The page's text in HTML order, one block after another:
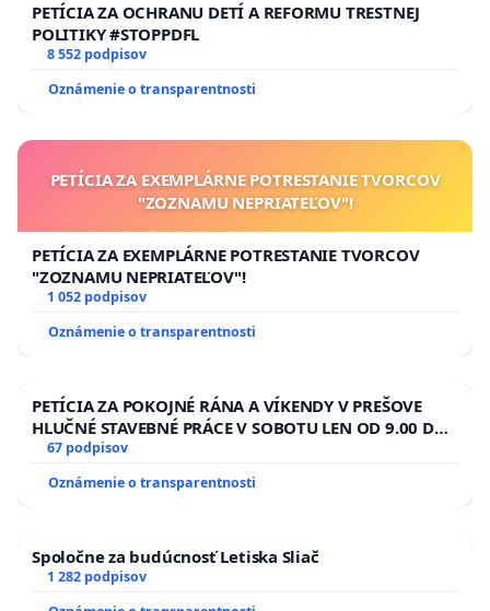
PETÍCIA ZA OCHRANU DETÍ A REFORMU TRESTNEJ
POLITIKY #STOPPDFL
8 552 podpisov
Oznámenie o transparentnosti
PETÍCIA ZA EXEMPLÁRNE POTRESTANIE TVORCOV
"ZOZNAMU NEPRIATEĽOV"!
PETÍCIA ZA EXEMPLÁRNE POTRESTANIE TVORCOV
"ZOZNAMU NEPRIATEĽOV"!
1 052 podpisov
Oznámenie o transparentnosti
PETÍCIA ZA POKOJNÉ RÁNA A VÍKENDY V PREŠOVE
HLUČNÉ STAVEBNÉ PRÁCE V SOBOTU LEN OD 9.00 DO
13.00 HOD., CEZ PRACOVNÝ TÝŽDEŇ CIEĽ 8.00 – 18.00
HOD. A PRAVIDELNÁ KONTROLA STAVBY C-AREA NA
ĎUMBIERSKEJ/MAGU
67 podpisov
Oznámenie o transparentnosti
Spoločne za budúcnosť Letiska Sliač
1 282 podpisov